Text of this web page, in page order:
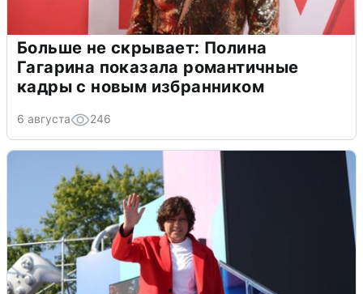
Больше не скрывает: Полина
Гагарина показала романтичные
кадры с новым избранником
6 августа 246